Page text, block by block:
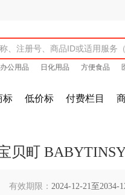
办公用品 日化用品 方便食品
标 低价标 付费栏目
贝町
有效期限： 2024-12-21至2034-